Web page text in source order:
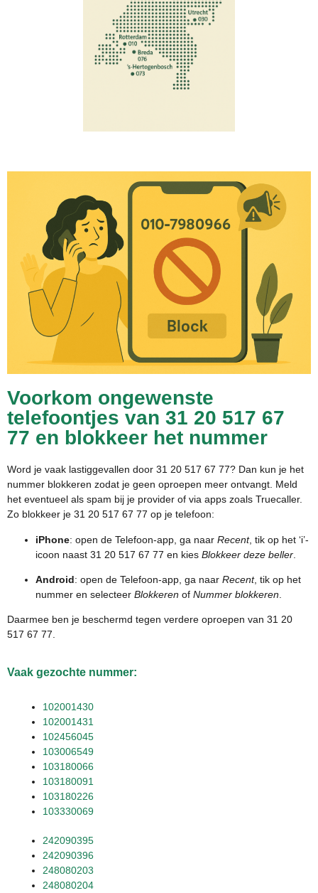
Voorkom ongewenste
telefoontjes van 31 20 517 67
77 en blokkeer het nummer
Word je vaak lastiggevallen door 31 20 517 67 77? Dan kun je het
nummer blokkeren zodat je geen oproepen meer ontvangt. Meld
het eventueel als spam bij je provider of via apps zoals Truecaller.
Zo blokkeer je 31 20 517 67 77 op je telefoon:
iPhone: open de Telefoon-app, ga naar Recent, tik op het ‘i’-
icoon naast 31 20 517 67 77 en kies Blokkeer deze beller
Android: open de Telefoon-app, ga naar Recent, tik op het
nummer en selecteer Blokkeren of Nummer blokkeren
Daarmee ben je beschermd tegen verdere oproepen van 31 20
517 67 77.
Vaak gezochte nummer:
102001430
102001431
102456045
103006549
103180066
103180091
103180226
103330069
242090395
242090396
248080203
248080204